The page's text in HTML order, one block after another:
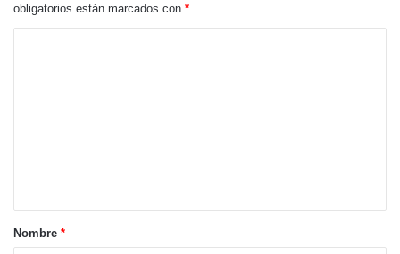
obligatorios están marcados con *
rNombre *